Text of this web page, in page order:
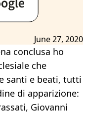
June 27, 2020
conclusa ho
che
santi e beati, tutti
di apparizione:
Giovanni